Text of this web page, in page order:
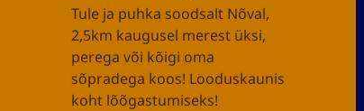
Tule ja puhka soodsalt Nõval,
2,5km kaugusel merest üksi,
perega või kõigi oma
sõpradega koos! Looduskaunis
koht lõõgastumiseks!